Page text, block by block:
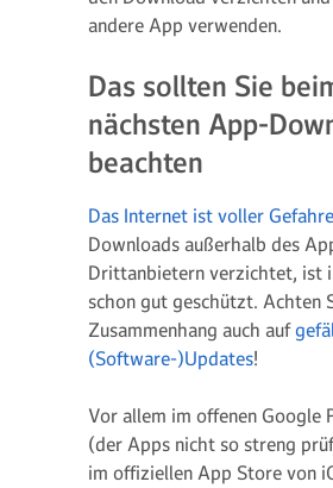
andere App verwenden.
Das sollten Sie
nächsten App-
beachten
Das Internet ist voller
Downloads außerhalb des
Drittanbietern verzichtet, ist
schon gut geschützt. Achten
Zusammenhang auch auf
(Software-)Updates!
Vor allem im offenen Google
(der Apps nicht so streng
im offiziellen App Store von